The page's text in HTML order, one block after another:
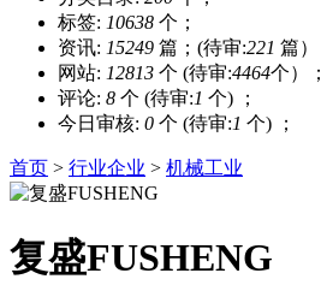
标签: 10638 个；
资讯: 15249 篇；(待审:221 篇）
网站: 12813 个 (待审:4464个）；
评论: 8 个 (待审:1 个) ；
今日审核: 0 个 (待审:1 个) ；
首页 > 行业企业 > 机械工业
复盛FUSHENG